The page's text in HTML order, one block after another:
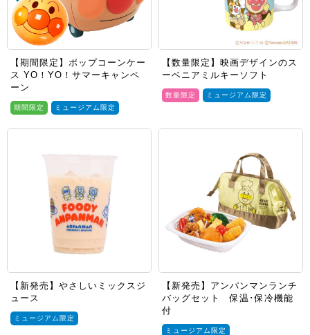
【期間限定】ポップコーンケー
ス YO！YO！サマーキャンペ
ーン
期間限定 ミュージアム限定
【数量限定】映画デザインのス
ーベニアミルキーソフト
数量限定 ミュージアム限定
【新発売】やさしいミックスジ
ュース
ミュージアム限定
【新発売】アンパンマンランチ
バッグセット 保温･保冷機能
付
ミュージアム限定